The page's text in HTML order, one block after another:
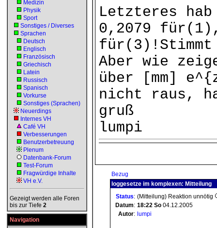
Medizin
Physik
Sport
Sonstiges / Diverses
Sprachen
Deutsch
Englisch
Französisch
Griechisch
Latein
Russisch
Spanisch
Vorkurse
Sonstiges (Sprachen)
Neuerdings
Internes VH
Café VH
Verbesserungen
Benutzerbetreuung
Plenum
Datenbank-Forum
Test-Forum
Fragwürdige Inhalte
VH e.V.
Gezeigt werden alle Foren
bis zur Tiefe 2
Navigation
Letzteres
0,2079
für(3)!Stimmt
Aber wie
über [mm]
nicht raus,
gruß
lumpi
Bezug
loggesetze im komplexen: Mitteilung
Status: (Mitteilung) Reaktion unnötig
Datum: 18:22 So 04.12.2005
Autor: lumpi